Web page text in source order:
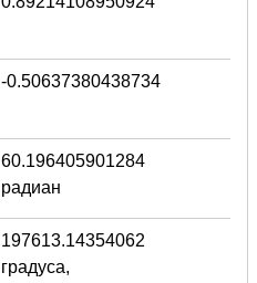
-0.50637380438734
60.196405901284
радиан
197613.14354062
градуса,